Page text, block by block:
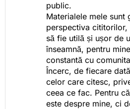
public.
Materialele mele sunt
perspectiva cititorilor,
să fie utilă și ușor de
înseamnă, pentru
constantă cu
Încerc, de fiecare
celor care citesc,
ceea ce fac. Pentru
este despre mine, ci